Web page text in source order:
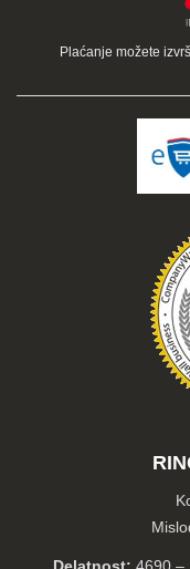
Plaćanje možete
Delatnost: 4690 –